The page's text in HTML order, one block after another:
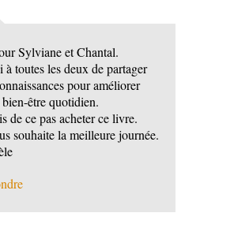
Sylviane et Chantal.
à toutes les deux de partager
pour améliorer
être quotidien.
de ce pas acheter ce livre.
souhaite la meilleure journée.